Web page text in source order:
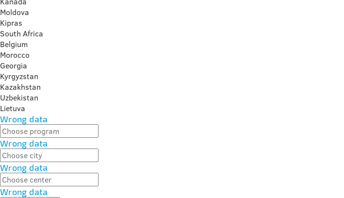
Moldova
Kipras
South Africa
Belgium
Morocco
Georgia
Kyrgyzstan
Kazakhstan
Uzbekistan
Lietuva
Wrong data
Wrong data
Wrong data
Wrong data